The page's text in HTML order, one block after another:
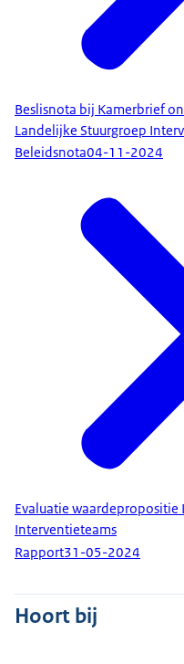
Beslisnota bij Kamerbrief
Landelijke Stuurgroep
Beleidsnota04-11-2024
Evaluatie waardepropositie
Interventieteams
Rapport31-05-2024
Hoort bij